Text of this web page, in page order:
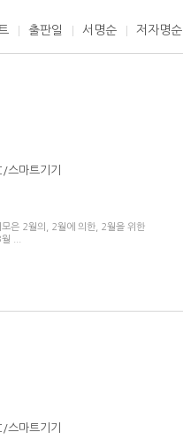
출판일 서명순 저자명순
스마트기기
은 2월의, 2월에 의한, 2월을 위한
스마트기기